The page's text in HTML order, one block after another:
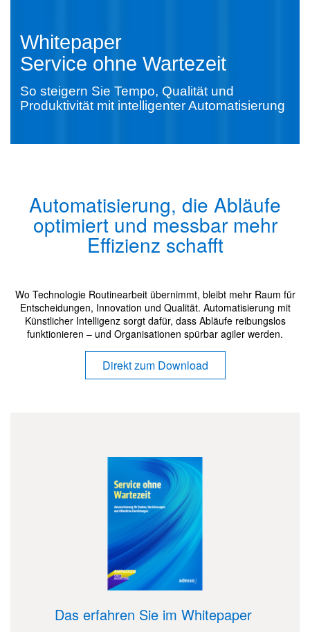
Whitepaper
Service ohne Wartezeit
So steigern Sie Tempo, Qualität und
Produktivität mit intelligenter Automatisierung
Automatisierung, die Abläufe
optimiert und messbar mehr
Effizienz schafft
Wo Technologie Routinearbeit übernimmt, bleibt mehr Raum für
Entscheidungen, Innovation und Qualität. Automatisierung mit
Künstlicher Intelligenz sorgt dafür, dass Abläufe reibungslos
funktionieren – und Organisationen spürbar agiler werden.
Direkt zum Download
Das erfahren Sie im Whitepaper